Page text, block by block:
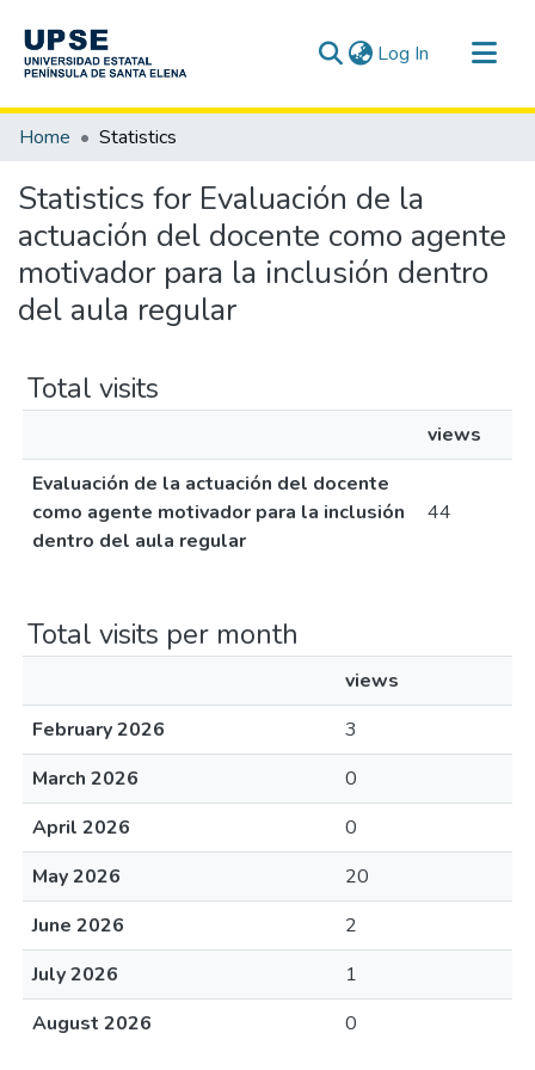
Log In (current)
Communities & Collections
Home Statistics
Statistics for Evaluación de la
actuación del docente como agente
motivador para la inclusión dentro
del aula regular
Total visits
views
Evaluación de la actuación del docente
como agente motivador para la inclusión
dentro del aula regular
44
Total visits per month
views
February 2026
3
March 2026
0
April 2026
0
May 2026
20
June 2026
2
July 2026
1
August 2026
0